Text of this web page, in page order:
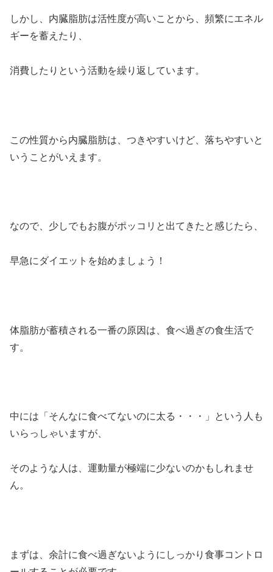
しかし、内臓脂肪は活性度が高いことから、頻繁にエネル
ギーを蓄えたり、
消費したりという活動を繰り返しています。
この性質から内臓脂肪は、つきやすいけど、落ちやすいと
いうことがいえます。
なので、少しでもお腹がポッコリと出てきたと感じたら、
早急にダイエットを始めましょう！
体脂肪が蓄積される一番の原因は、食べ過ぎの食生活で
す。
中には「そんなに食べてないのに太る・・・」という人も
いらっしゃいますが、
そのような人は、運動量が極端に少ないのかもしれませ
ん。
まずは、余計に食べ過ぎないようにしっかり食事コントロ